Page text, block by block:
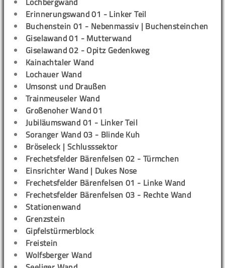
Erinnerungswand 01 - Linker Teil
Buchenstein 01 - Nebenmassiv | Buchensteinchen
Giselawand 01 - Mutterwand
Giselawand 02 - Opitz Gedenkweg
Kainachtaler Wand
Lochauer Wand
Umsonst und Draußen
Trainmeuseler Wand
Großenoher Wand 01
Jubiläumswand 01 - Linker Teil
Soranger Wand 03 - Blinde Kuh
Bröseleck | Schlusssektor
Frechetsfelder Bärenfelsen 02 - Türmchen
Einsrichter Wand | Dukes Nose
Frechetsfelder Bärenfelsen 01 - Linke Wand
Frechetsfelder Bärenfelsen 03 - Rechte Wand
Stationenwand
Grenzstein
Gipfelstürmerblock
Freistein
Wolfsberger Wand